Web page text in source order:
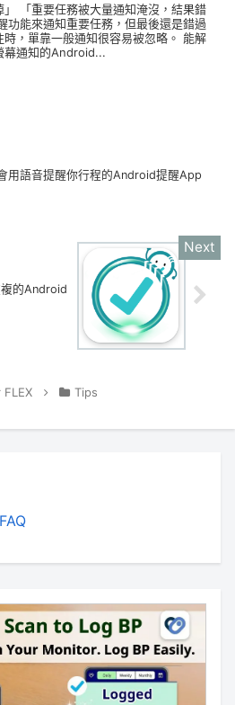
」 「重要任務被大量通知淹沒，結果錯
功能來通知重要任務，但最後還是錯過
，單靠一般通知很容易被忽略。 能解
幕通知的Android...
用語音提醒你行程的Android提醒App
的Android
FLEX Tips